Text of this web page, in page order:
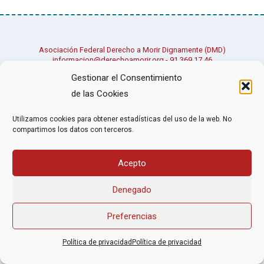
Gestionar el Consentimiento
de las Cookies
Utilizamos cookies para obtener estadísticas del uso de la web. No
compartimos los datos con terceros.
Acepto
Denegado
Preferencias
Política de privacidad Política de privacidad
Asociación Federal Derecho a Morir Dignamente (DMD)
informacion@derechoamorir.org - 91 369 17 46